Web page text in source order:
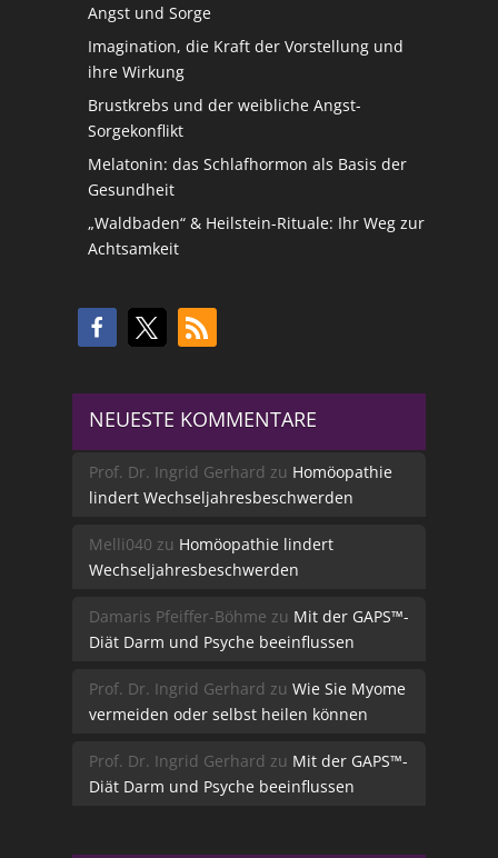
Angst und Sorge
Imagination, die Kraft der Vorstellung und
ihre Wirkung
Brustkrebs und der weibliche Angst-
Sorgekonflikt
Melatonin: das Schlafhormon als Basis der
Gesundheit
„Waldbaden“ & Heilstein-Rituale: Ihr Weg zur
Achtsamkeit
NEUESTE KOMMENTARE
Prof. Dr. Ingrid Gerhard zu Homöopathie
lindert Wechseljahresbeschwerden
Melli040 zu Homöopathie lindert
Wechseljahresbeschwerden
Damaris Pfeiffer-Böhme zu Mit der GAPS™-
Diät Darm und Psyche beeinflussen
Prof. Dr. Ingrid Gerhard zu Wie Sie Myome
vermeiden oder selbst heilen können
Prof. Dr. Ingrid Gerhard zu Mit der GAPS™-
Diät Darm und Psyche beeinflussen